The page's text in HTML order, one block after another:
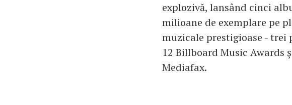
explozivă, lansând cinci
milioane de exemplare pe
muzicale prestigioase - trei
12 Billboard Music Awards
Mediafax.